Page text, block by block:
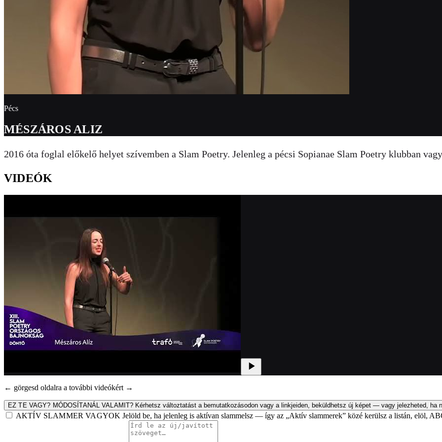
Pécs
MÉSZÁROS ALIZ
2016 óta foglal előkelő helyet szívemben a Slam Poetry. Jelenleg a pécsi Sopianae Slam Poetry klubban
VIDEÓK
← görgesd oldalra a további videókért →
EZ TE VAGY? MÓDOSÍTANÁL VALAMIT? Kérhetsz változtatást a bemutatkozásodon vagy a linkjeiden, beküldhetsz új képet — vagy jelezheted, ha
AKTÍV SLAMMER VAGYOK Jelöld be, ha jelenleg is aktívan slammelsz — így az „Aktív slammerek” közé kerülsz a listán, elöl,